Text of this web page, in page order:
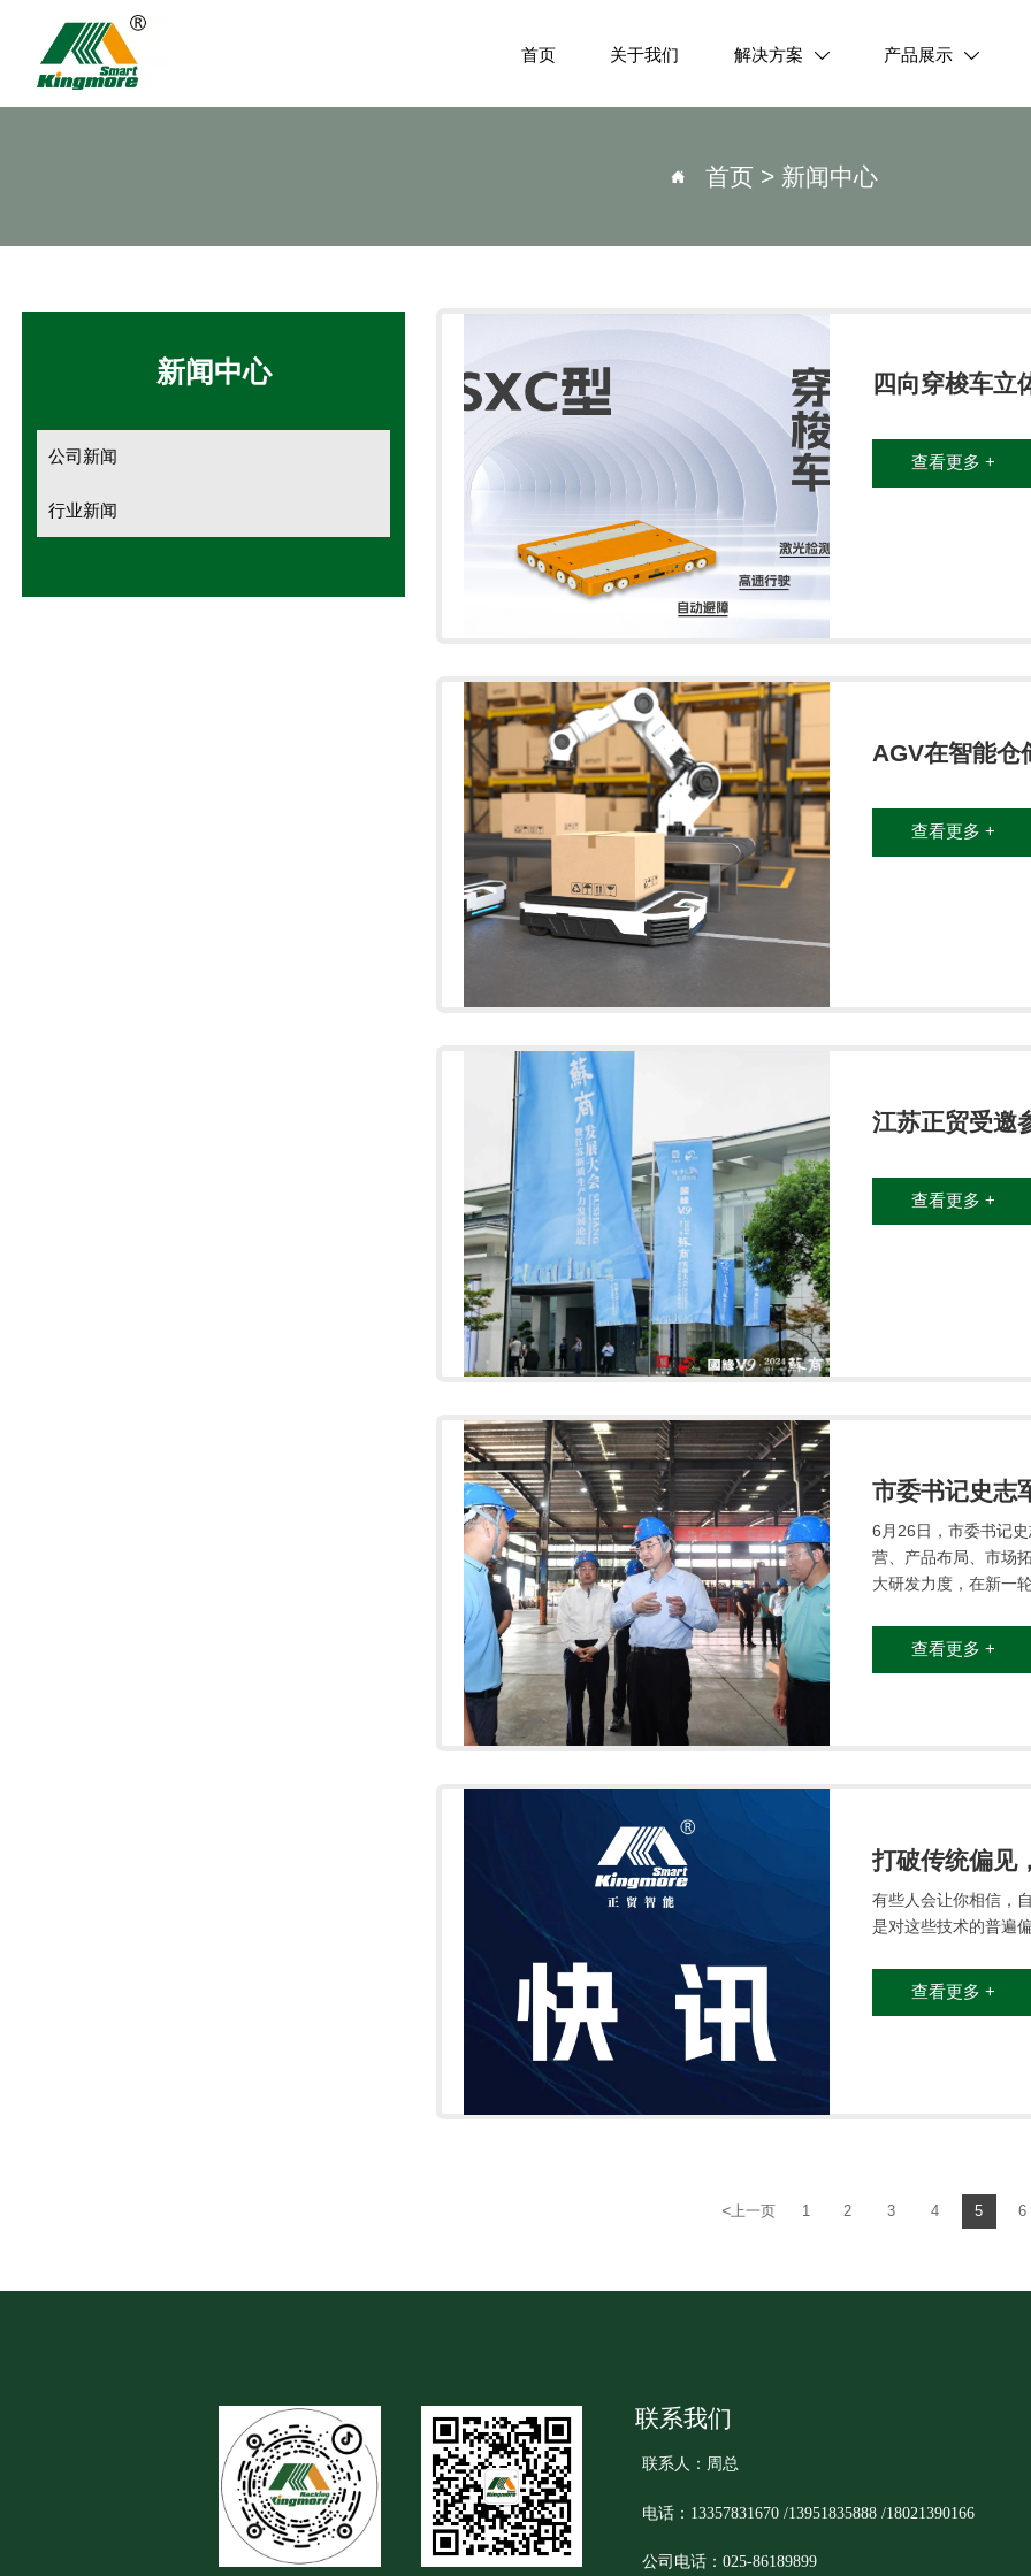
首页 关于我们 解决方案  产品展示 
 首页 > 新闻中心
新闻中心
公司新闻
行业新闻
四向穿梭车立
查看更多 +
AGV在智能仓
查看更多 +
江苏正贸受邀
查看更多 +
市委书记史志
6月26日，市委书记
营、产品布局、市场
大研发力度，在新一
查看更多 +
打破传统偏见
有些人会让你相信，
是对这些技术的普遍
查看更多 +
<上一页 1 2 3 4 5 6
联系我们
联系人：周总
电话：13357831670 /13951835888 /18021390166
公司电话：025-86189899